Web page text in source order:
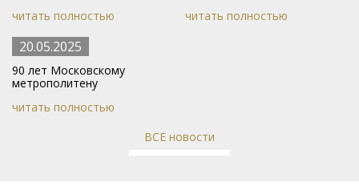
читать полностью
читать полностью
20.05.2025
90 лет Московскому
метрополитену
читать полностью
ВСЕ новости